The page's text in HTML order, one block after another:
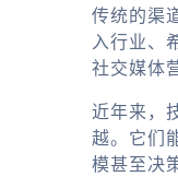
传统的渠
入行业、
社交媒体
近年来，
越。它们
模甚至决